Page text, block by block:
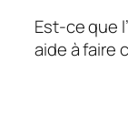
Est-ce que
aide à faire